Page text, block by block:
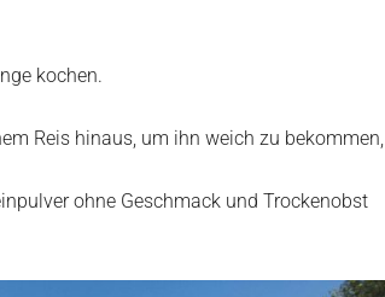
kochen.
Reis hinaus, um ihn weich zu bekommen,
ohne Geschmack und Trockenobst